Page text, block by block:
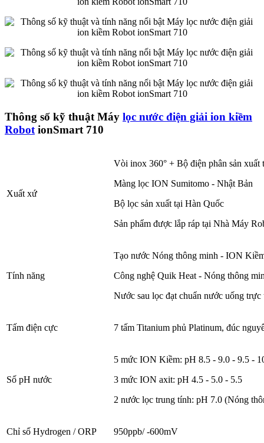
Thông số kỹ thuật Máy lọc nước điện giải ion kiềm
Robot ionSmart 710
Xuất xứ
Vòi inox 360° + Bộ điện phân sản xuất
Màng lọc ION Sumitomo - Nhật Bản
Bộ lọc sản xuất tại Hàn Quốc
Sản phẩm được lắp ráp tại Nhà Máy
Tính năng
Tạo nước Nóng thông minh - ION
Công nghệ Quik Heat - Nóng thông
Nước sau lọc đạt chuẩn nước uống
Tấm điện cực 7 tấm Titanium phủ Platinum, đúc
Số pH nước
5 mức ION Kiềm: pH 8.5 - 9.0 - 9.5 -
3 mức ION axit: pH 4.5 - 5.0 - 5.5
2 nước lọc trung tính: pH 7.0 (Nóng
Chỉ số Hydrogen / ORP 950ppb/ -600mV